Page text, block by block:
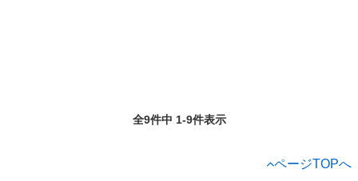
全9件中 1-9件表示
ページTOPへ